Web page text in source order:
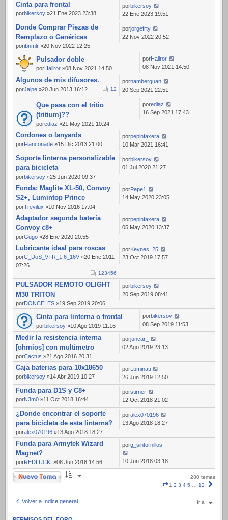
Cinta para frontal
porbikersoy »21 Ene 2023 23:38
porbikersoy
22 Ene 2023 19:51
Donde Comprar Piezas de
Remplazo o Genéricas
poribnmlr »20 Nov 2022 12:25
porjorgefrty
22 Nov 2022 20:52
Pulsador doble
porHallror »08 Nov 2021 14:50
porHallror
08 Nov 2021 14:50
Algunos de mis difusores.
porJaipe »20 Jun 2013 16:12 12
pornamberguan
20 Sep 2021 22:51
Que pasa con el tritio
(tritium)??
porediaz »21 May 2021 10:24
porediaz
16 Sep 2021 17:43
Cordones o lanyards
porFlanconade »15 Dic 2013 21:00
porpepinfaxera
10 Mar 2021 16:41
Soporte linterna personalizable
para bicicleta
porbikersoy »25 Jun 2020 09:37
porbikersoy
01 Jul 2020 21:27
Funda: Maglite XL-50, Convoy
S2+, Lumintop Prince
porTrevilux »10 Nov 2016 17:04
porPepe1
14 May 2020 23:05
Adaptador segunda batería
Convoy c8+
porGugo »28 Ene 2020 20:55
porpepinfaxera
05 May 2020 13:37
Lubricante ideal para roscas
porC_DoS_VTR_1.6_16V »20 Ene 2011
07:26
123456
porKeynes_25
23 Oct 2019 17:57
PULSADOR REMOTO OLIGHT
M30 TRITON
porDONCELES »19 Sep 2019 20:06
porbikersoy
20 Sep 2019 08:41
Cinta para linterna o frontal
porbikersoy »10 Ago 2019 11:16
porbikersoy
08 Sep 2019 11:53
Medir la resistencia interna
[ohmios] con multímetro
porCactus »21 Ago 2016 20:31
porjuncar_
02 Ago 2019 23:13
Caja baterias para 10x18650
porbikersoy »14 Abr 2019 10:27
por Luminati
26 Jun 2019 12:50
Funda para D1S y C8+
porN3m0 »11 Oct 2018 16:44
porstirner
12 Oct 2018 21:02
¿Donde encontrar el soporte
para bicicleta de esta linterna?
poralex070196 »13 Ago 2018 18:27
poralex070196
13 Ago 2018 18:27
Funda para Armytek Wizard
Magnet?
porREDLUCKI »08 Jun 2018 14:56
porg_sintornillos
10 Jun 2018 03:18
Nuevo Tema
280 temas
Página
1 2 3 4 5 … 12
Volver a Índice general Ir a